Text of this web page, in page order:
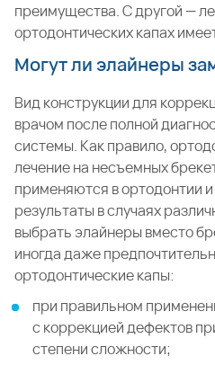
преимущества. С другой —
ортодонтических капах
Могут ли элайнеры
Вид конструкции для
врачом после полной
системы. Как правило,
лечение на несъемных
применяются в ортодонтии
результаты в случаях
выбрать элайнеры вместо
иногда даже
ортодонтические капы:
при правильном
с коррекцией дефектов
степени сложности;